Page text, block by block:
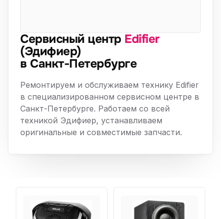
Сервисный центр Edifier
(Эдифиер)
в Санкт-Петербурге
Ремонтируем и обслуживаем технику Edifier
в специализированном сервисном центре в
Санкт-Петербурге. Работаем со всей
техникой Эдифиер, устанавливаем
оригинальные и совместимые запчасти.